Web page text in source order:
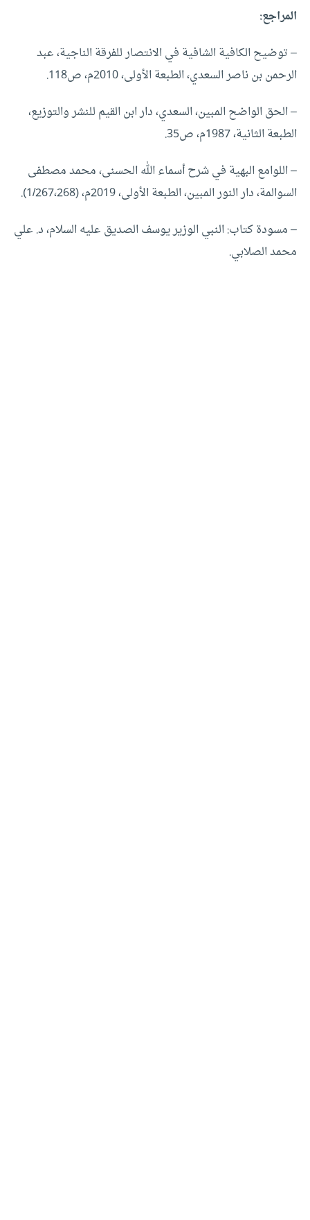
المراجع:
– توضيح الكافية الشافية في الانتصار للفرقة الناجية، عبد
الرحمن بن ناصر السعدي، الطبعة الأولى، 2010م، ص118.
– الحق الواضح المبين، السعدي، دار ابن القيم للنشر والتوزيع،
الطبعة الثانية، 1987م، ص35.
– اللوامع البهية في شرح أسماء الله الحسنى، محمد مصطفى
السوالمة، دار النور المبين، الطبعة الأولى، 2019م، (1/267،268).
– مسودة كتاب: النبي الوزير يوسف الصديق عليه السلام، د. علي
محمد الصلابي.